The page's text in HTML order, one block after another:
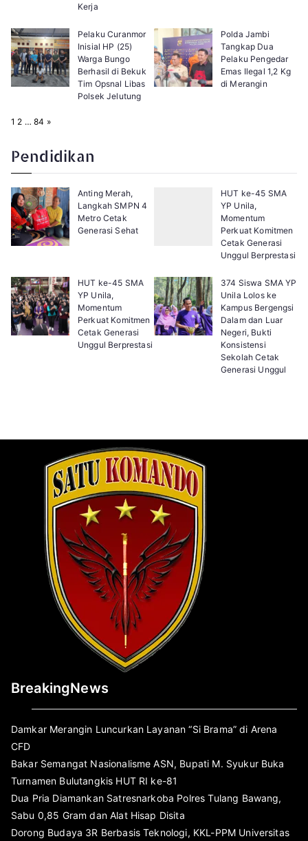
Kerja
Pelaku Curanmor
Inisial HP (25)
Warga Bungo
Berhasil di Bekuk
Tim Opsnal Libas
Polsek Jelutung
Polda Jambi
Tangkap Dua
Pelaku Pengedar
Emas Ilegal 1,2 Kg
di Merangin
P
:
1 2 … 84 N
»
Pendidikan
Anting Merah,
Langkah SMPN 4
Metro Cetak
Generasi Sehat
HUT ke-45 SMA
YP Unila,
Momentum
Perkuat Komitmen
Cetak Generasi
Unggul Berprestasi
HUT ke-45 SMA
YP Unila,
Momentum
Perkuat Komitmen
Cetak Generasi
Unggul Berprestasi
374 Siswa SMA YP
Unila Lolos ke
Kampus Bergengsi
Dalam dan Luar
Negeri, Bukti
Konsistensi
Sekolah Cetak
Generasi Unggul
BreakingNews
Damkar Merangin Luncurkan Layanan “Si Brama” di Arena
CFD
Bakar Semangat Nasionalisme ASN, Bupati M. Syukur Buka
Turnamen Bulutangkis HUT RI ke-81
Dua Pria Diamankan Satresnarkoba Polres Tulang Bawang,
Sabu 0,85 Gram dan Alat Hisap Disita
Dorong Budaya 3R Berbasis Teknologi, KKL-PPM Universitas